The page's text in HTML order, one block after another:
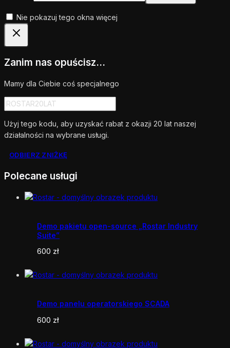
Nie pokazuj tego okna więcej
Zanim nas opuścisz...
Mamy dla Ciebie coś specjalnego
Użyj tego kodu, aby uzyskać rabat z okazji 20 lat naszej
działalności na wybrane usługi.
ODBIERZ ZNIŻKĘ
Polecane usługi
Demo pakietu open-source „Rostar Industry
Suite”
600 zł
Demo panelu operatorskiego SCADA
600 zł